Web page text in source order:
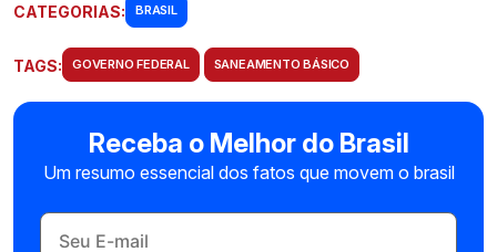
CATEGORIAS: BRASIL
TAGS: GOVERNO FEDERAL SANEAMENTO BÁSICO
Receba o Melhor do Brasil
Um resumo essencial dos fatos que movem o brasil